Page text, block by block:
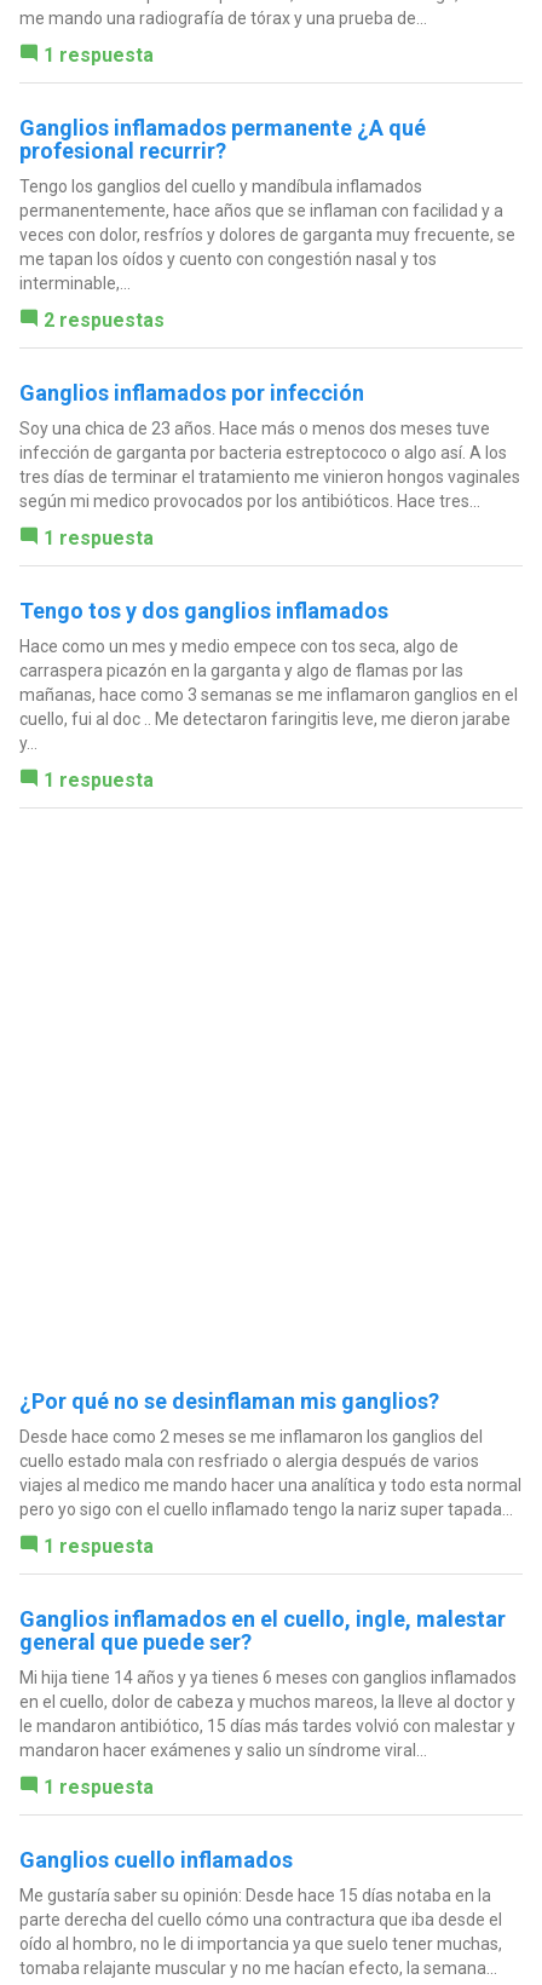
me mando una radiografía de tórax y una prueba de...
1 respuesta
Ganglios inflamados permanente ¿A qué
profesional recurrir?
Tengo los ganglios del cuello y mandíbula inflamados
permanentemente, hace años que se inflaman con facilidad y a
veces con dolor, resfríos y dolores de garganta muy frecuente, se
me tapan los oídos y cuento con congestión nasal y tos
interminable,...
2 respuestas
Ganglios inflamados por infección
Soy una chica de 23 años. Hace más o menos dos meses tuve
infección de garganta por bacteria estreptococo o algo así. A los
tres días de terminar el tratamiento me vinieron hongos vaginales
según mi medico provocados por los antibióticos. Hace tres...
1 respuesta
Tengo tos y dos ganglios inflamados
Hace como un mes y medio empece con tos seca, algo de
carraspera picazón en la garganta y algo de flamas por las
mañanas, hace como 3 semanas se me inflamaron ganglios en el
cuello, fui al doc .. Me detectaron faringitis leve, me dieron jarabe
y...
1 respuesta
¿Por qué no se desinflaman mis ganglios?
Desde hace como 2 meses se me inflamaron los ganglios del
cuello estado mala con resfriado o alergia después de varios
viajes al medico me mando hacer una analítica y todo esta normal
pero yo sigo con el cuello inflamado tengo la nariz super tapada...
1 respuesta
Ganglios inflamados en el cuello, ingle, malestar
general que puede ser?
Mi hija tiene 14 años y ya tienes 6 meses con ganglios inflamados
en el cuello, dolor de cabeza y muchos mareos, la lleve al doctor y
le mandaron antibiótico, 15 días más tardes volvió con malestar y
mandaron hacer exámenes y salio un síndrome viral...
1 respuesta
Ganglios cuello inflamados
Me gustaría saber su opinión: Desde hace 15 días notaba en la
parte derecha del cuello cómo una contractura que iba desde el
oído al hombro, no le di importancia ya que suelo tener muchas,
tomaba relajante muscular y no me hacían efecto, la semana...